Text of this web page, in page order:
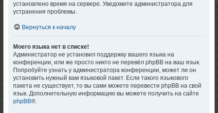
установлено время на сервере. Уведомите администратора для
устранения проблемы.
Вернуться к началу
Моего языка нет в списке!
Администратор не установил поддержку вашего языка на
конференции, или же просто никто не перевёл phpBB на ваш язык.
Попробуйте узнать у администратора конференции, может ли он
установить нужный вам языковой пакет. Если такого языкового
пакета не существует, то вы сами можете перевести phpBB на свой
язык. Дополнительную информацию вы можете получить на сайте
phpBB®.